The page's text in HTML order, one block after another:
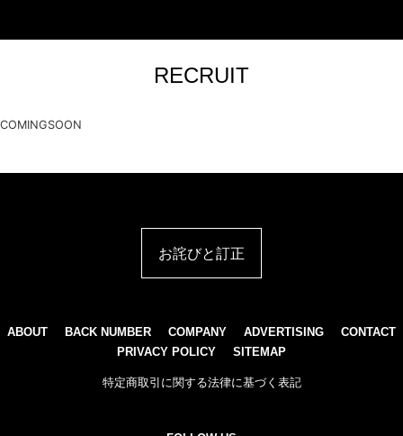
RECRUIT
COMINGSOON
お詫びと訂正
ABOUT BACK NUMBER COMPANY ADVERTISING
CONTACT
PRIVACY POLICY
SITEMAP
特定商取引に関する法律に基づく表記